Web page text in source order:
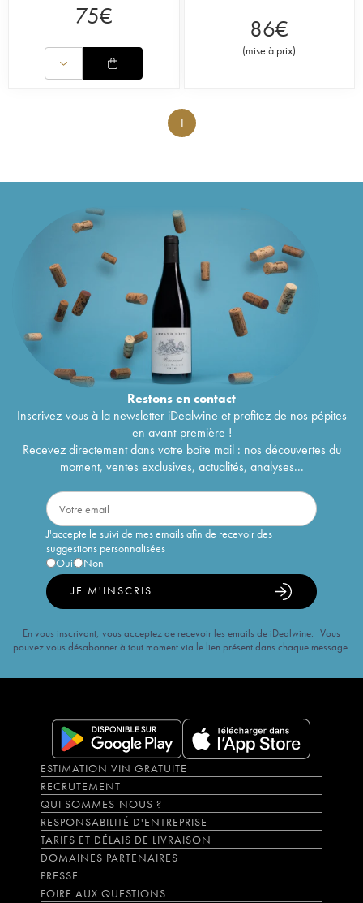
75€ 86€
(mise à prix)
1
Restons encontact
Inscrivez-vous à la newsletter iDealwine et profitez de nos pépites
en avant-première !
Recevez directement dans votre boîte mail : nos découvertes du
moment, ventes exclusives, actualités, analyses...
J'accepte le suivi de mes emails afin de recevoir des
suggestions personnalisées
Oui
Non
JE M'INSCRIS
En vous inscrivant, vous acceptez de recevoir les emails de iDealwine. Vous
pouvez vous désabonner à tout moment via le lien présent dans chaque message.
ESTIMATION VIN GRATUITE
RECRUTEMENT
QUI SOMMES-NOUS ?
RESPONSABILITÉ D'ENTREPRISE
TARIFS ET DÉLAIS DE LIVRAISON
DOMAINES PARTENAIRES
PRESSE
FOIRE AUX QUESTIONS